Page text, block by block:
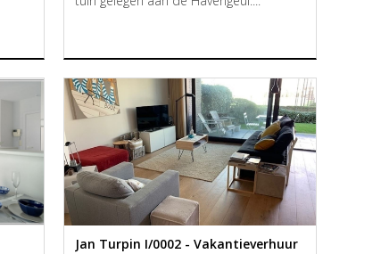
Jan Turpin I/0002 - Vakantieverhuur